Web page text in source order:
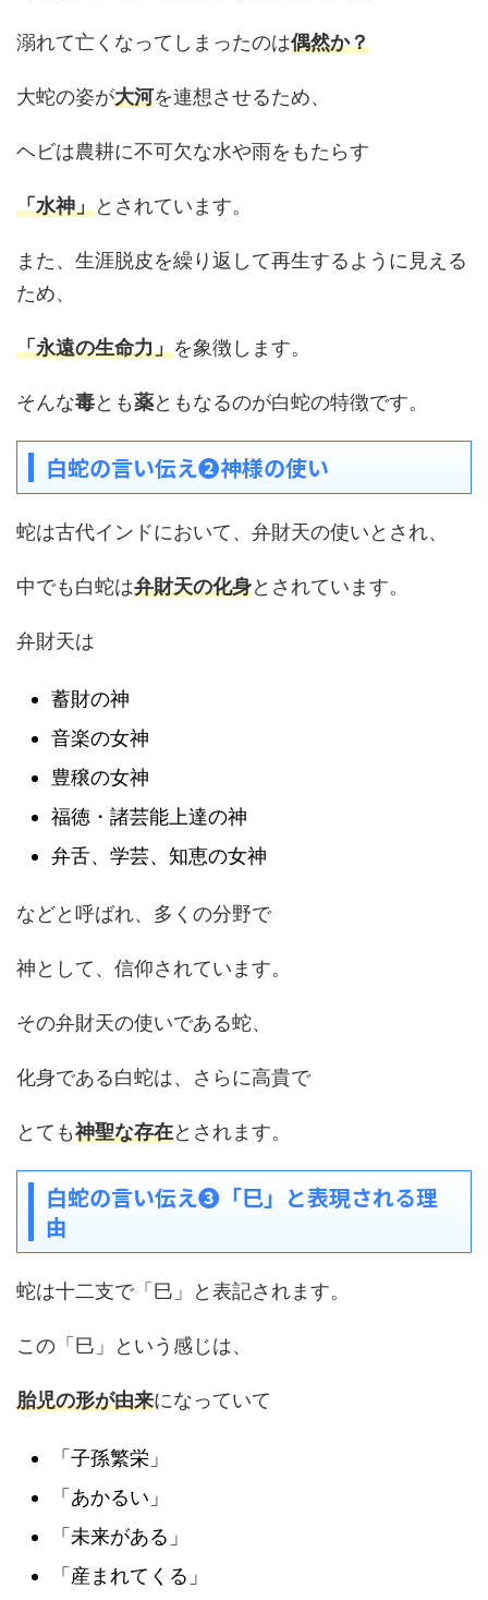
溺れて亡くなってしまったのは偶然か？
大蛇の姿が大河を連想させるため、
ヘビは農耕に不可欠な水や雨をもたらす
「水神」とされています。
また、生涯脱皮を繰り返して再生するように見える
ため、
「永遠の生命力」を象徴します。
そんな毒とも薬ともなるのが白蛇の特徴です。
白蛇の言い伝え❷神様の使い
蛇は古代インドにおいて、弁財天の使いとされ、
中でも白蛇は弁財天の化身とされています。
弁財天は
蓄財の神
音楽の女神
豊穣の女神
福徳・諸芸能上達の神
弁舌、学芸、知恵の女神
などと呼ばれ、多くの分野で
神として、信仰されています。
その弁財天の使いである蛇、
化身である白蛇は、さらに高貴で
とても神聖な存在とされます。
白蛇の言い伝え❸「巳」と表現される理
由
蛇は十二支で「巳」と表記されます。
この「巳」という感じは、
胎児の形が由来になっていて
「子孫繁栄」
「あかるい」
「未来がある」
「産まれてくる」